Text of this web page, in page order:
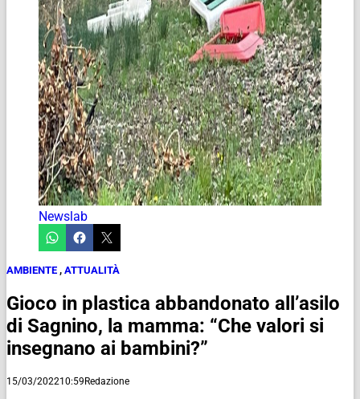
Newslab
AMBIENTE , ATTUALITÀ
Gioco in plastica abbandonato all’asilo
di Sagnino, la mamma: “Che valori si
insegnano ai bambini?”
15/03/202210:59Redazione